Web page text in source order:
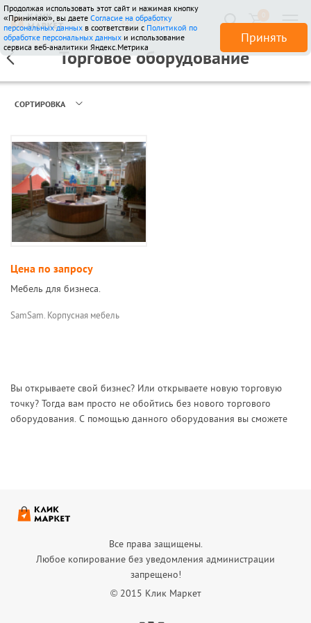
510 отзывов
Продолжая использовать этот сайт и нажимая кнопку
«Принимаю», вы даете Согласие на обработку
персональных данных в соответствии с Политикой по
обработке персональных данных и использование
сервиса веб-аналитики Яндекс.Метрика
Принять
Торговое оборудование
СОРТИРОВКА
Цена по запросу
Мебель для бизнеса.
SamSam. Корпусная мебель
Вы открываете свой бизнес? Или открываете новую торговую
точку? Тогда вам просто не обойтись без нового торгового
оборудования. С помощью данного оборудования вы сможете
Торговое оборудование делится на:
выставочное — это мебель, которая размещается в
торговых залах и отделах. К ней относятся: витрины,
холодильное — предназначено для хранения продуктов;
торговли. К ней относятся: аппараты для выдачи чеков и
Все права защищены.
Любое копирование без уведомления администрации
запрещено!
© 2015 Клик Маркет